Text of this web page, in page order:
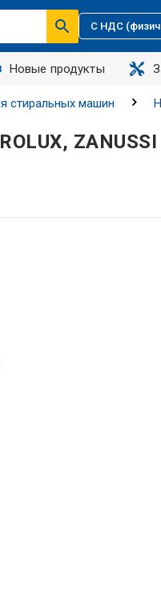
С НДС
Новые продукты
стиральных машин
ZANUSSI